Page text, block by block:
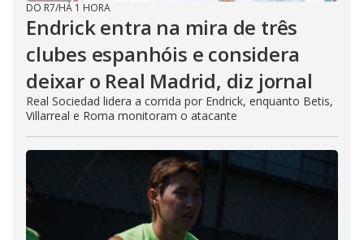
DO R7/HÁ 1 HORA
Endrick entra na mira de três
clubes espanhóis e considera
deixar o Real Madrid, diz jornal
Real Sociedad lidera a corrida por Endrick, enquanto Betis,
Villarreal e Roma monitoram o atacante